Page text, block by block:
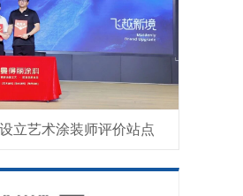
立艺术涂装师评价站点